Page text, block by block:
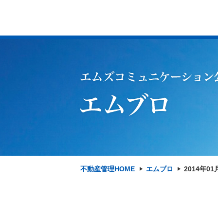
不動産管理HOME エムブロ 2014年01